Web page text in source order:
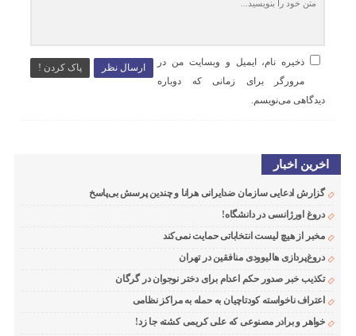
ارسال نظر پاک کردن !
ذخیره نام، ایمیل و وبسایت من در
مرورگر برای زمانی که دوباره
دیدگاهی می‌نویسم.
اخرین اخبار
گزارش ادعایی سازمان ضدایرانی هرانا و چندین پرسش بی‌پاسخ
دروغ اورژانسی در دانشگاه!
مخبر از هیچ لیست انتخاباتی حمایت نمی‌کند
دروغ‌پردازی هالیوودی منافقین در تهران
تکذیب خبر صدور حکم اعدام برای دختر نوجوان در گرگان
اعتراف ناخواسته کودتاچیان به حمله به مراکز نظامی
خواهر و برادر مصنوعی که علی کریمی کشته جا زد!